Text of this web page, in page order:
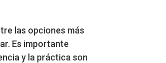
las opciones más
Es importante
y la práctica son